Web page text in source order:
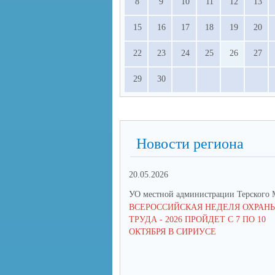
15 16 17 18 19 20
22 23 24 25 26 27
29 30
Новости региона
20.05.2026
УО местной администрации Терского
ВСЕРОССИЙСКАЯ НЕДЕЛЯ
ТРУДА - 2026 ПРОЙДЕТ С 7 ПО 10
ОКТЯБРЯ В СИРИУСЕ